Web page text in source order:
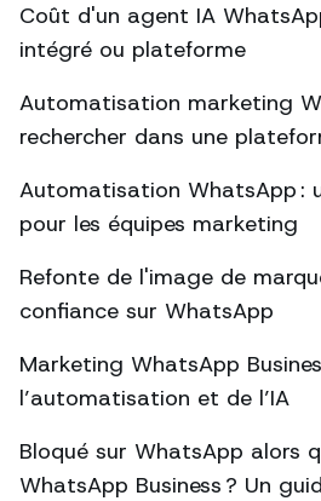
Coût d'un agent IA
intégré ou plateforme
Automatisation marketing
rechercher dans une
Automatisation WhatsApp :
pour les équipes marketing
Refonte de l'image de
confiance sur WhatsApp
Marketing WhatsApp
l’automatisation et de l’IA
Bloqué sur WhatsApp alors
WhatsApp Business ? Un